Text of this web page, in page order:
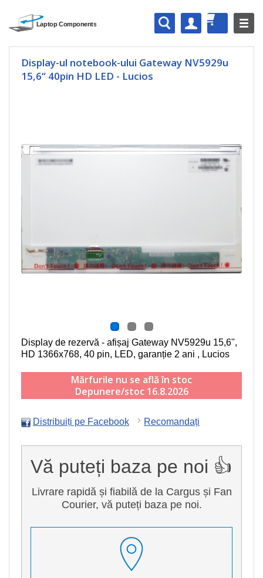
Display-ul notebook-ului Gateway NV5929u
15,6“ 40pin HD LED - Lucios
Display de rezervă - afișaj Gateway NV5929u 15,6",
HD 1366x768, 40 pin, LED, garanție 2 ani , Lucios
Mărfurile nu se află în stoc
Depunere/stoc 16.8.2026
Distribuiți pe Facebook Recomandați
Vă puteți baza pe noi 👍
Livrare rapidă și fiabilă de la Cargus și Fan
Courier, vă puteți baza pe noi.